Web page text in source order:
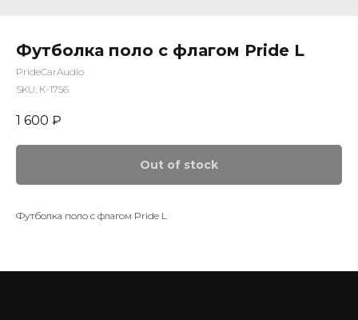
Футболка поло с флагом Pride L
PrideCarAudio
SKU: К-1756
1 600 ₽
Out of stock
Футболка поло с флагом Pride L